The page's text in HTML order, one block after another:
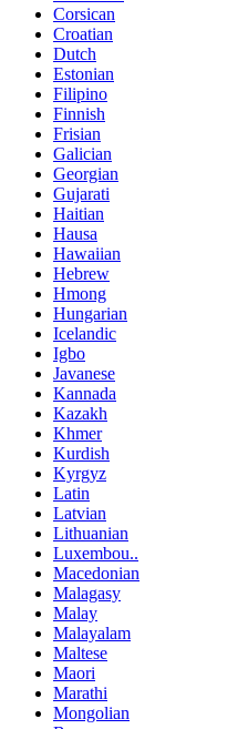
Corsican
Croatian
Dutch
Estonian
Filipino
Finnish
Frisian
Galician
Georgian
Gujarati
Haitian
Hausa
Hawaiian
Hebrew
Hmong
Hungarian
Icelandic
Igbo
Javanese
Kannada
Kazakh
Khmer
Kurdish
Kyrgyz
Latin
Latvian
Lithuanian
Luxembou..
Macedonian
Malagasy
Malay
Malayalam
Maltese
Maori
Marathi
Mongolian